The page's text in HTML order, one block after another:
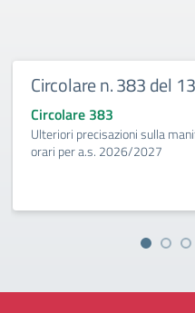
Circolare n. 383 del
Circolare 383
Ulteriori precisazioni sulla
orari per a.s. 2026/2027